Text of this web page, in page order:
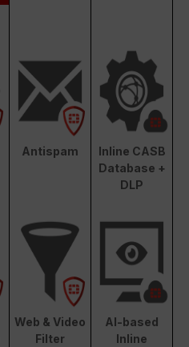
Antispam
Inline CASB
Database +
DLP
Web & Video
Filter
AI-based
Inline